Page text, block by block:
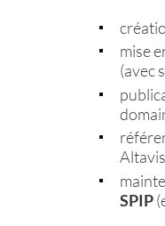
mise
(avec
SPIP